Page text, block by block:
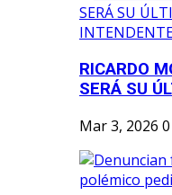
RICARDO
SERÁ SU
Mar 3, 2026 0